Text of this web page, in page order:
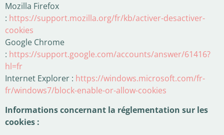
Mozilla Firefox
: https://support.mozilla.org/fr/kb/activer-desactiver-
cookies
Google Chrome
: https://support.google.com/accounts/answer/61416?
hl=fr
Internet Explorer : https://windows.microsoft.com/fr-
fr/windows7/block-enable-or-allow-cookies
Informations concernant la réglementation sur les
cookies :